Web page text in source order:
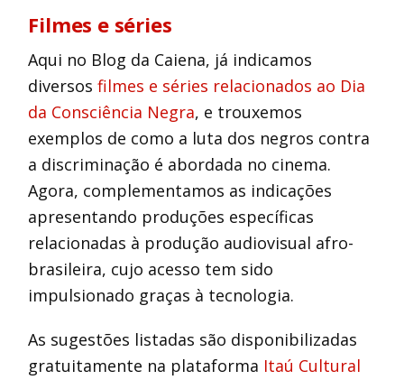
Filmes e séries
Aqui no Blog da Caiena, já indicamos
diversosfilmes e séries relacionados ao Dia
da Consciência Negra, e trouxemos
exemplos de como a luta dos negros contra
a discriminação é abordada no cinema.
Agora, complementamos as indicações
apresentando produções específicas
relacionadas à produção audiovisual afro-
brasileira, cujo acesso tem sido
impulsionado graças à tecnologia.
As sugestões listadas são disponibilizadas
gratuitamente na plataforma Itaú Cultural